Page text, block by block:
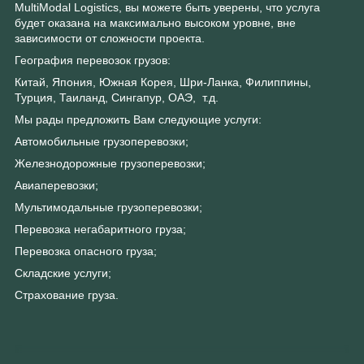
MultiModal Logistics, вы можете быть уверены, что услуга
будет оказана на максимально высоком уровне, вне
зависимости от сложности проекта.
География перевозок грузов:
Китай, Япония, Южная Корея, Шри-Ланка, Филиппины,
Турция, Таиланд, Сингапур, ОАЭ, т.д.
Мы рады предложить Вам следующие услуги:
Автомобильные грузоперевозки;
Железнодорожные грузоперевозки;
Авиаперевозки;
Мультимодальные грузоперевозки;
Перевозка негабаритного груза;
Перевозка опасного груза;
Складские услуги;
Страхование груза.